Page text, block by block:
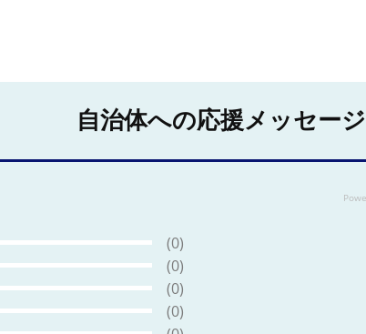
自治体への応援メッセージ
(0)
(0)
(0)
(0)